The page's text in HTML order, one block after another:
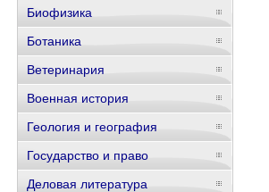
Биофизика
Ботаника
Ветеринария
Военная история
Геология и география
Государство и право
Деловая литература